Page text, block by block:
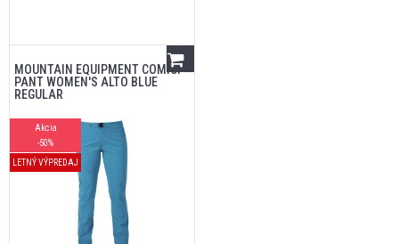
MOUNTAIN EQUIPMENT COMICI
PANT WOMEN'S ALTO BLUE
REGULAR
Akcia
-50%
LETNÝ VÝPREDAJ